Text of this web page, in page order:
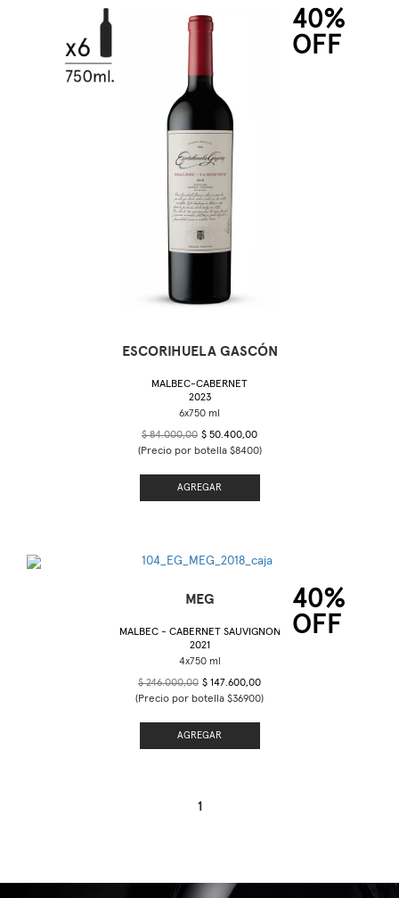
40%
OFF
ESCORIHUELA GASCÓN
MALBEC-CABERNET
2023
$ 84.000,00 $ 50.400,00
(Precio por botella $8400)
AGREGAR
40%
OFF
MEG
MALBEC - CABERNET SAUVIGNON
2021
$ 246.000,00 $ 147.600,00
(Precio por botella $36900)
AGREGAR
1